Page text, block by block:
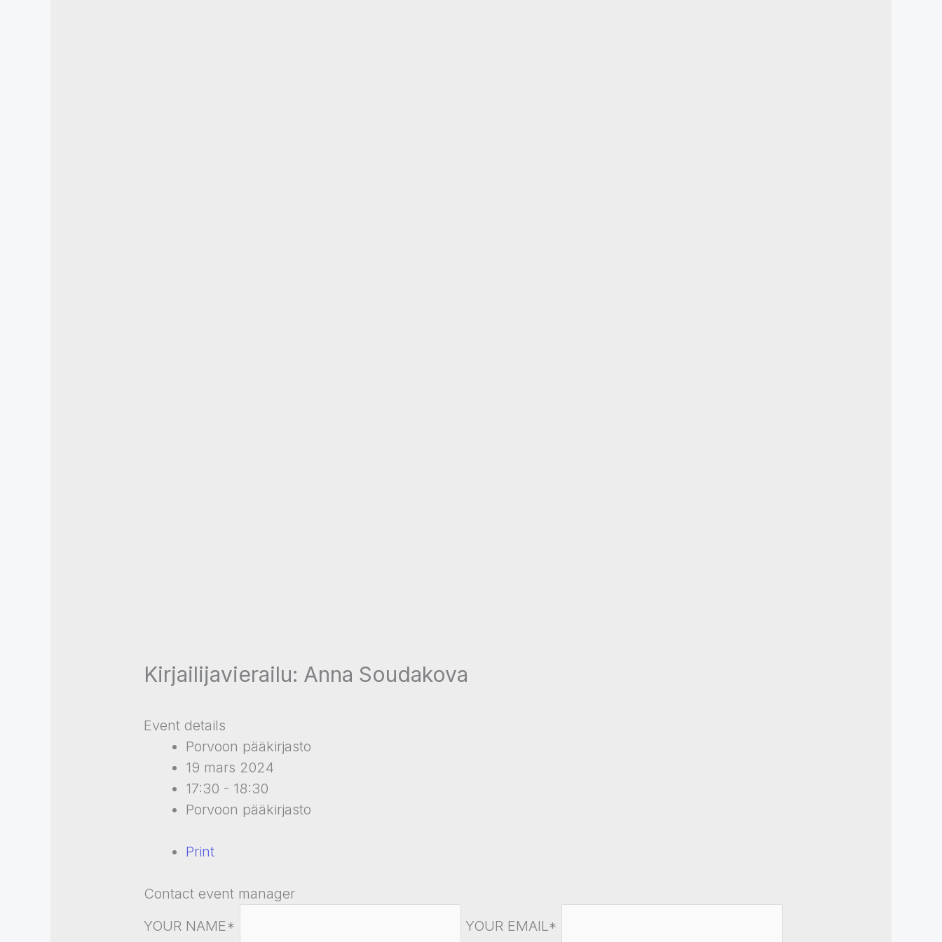
Kirjailijavierailu: Anna Soudakova
Event details
Porvoon pääkirjasto
19 mars 2024
17:30 - 18:30
Porvoon pääkirjasto
Print
Contact event manager
YOUR NAME*
YOUR EMAIL*